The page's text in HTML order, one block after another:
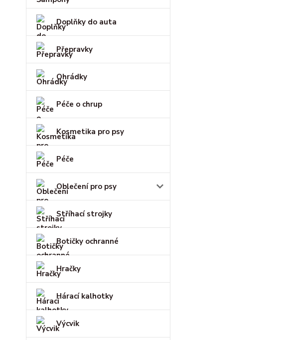
Doplňky do auta
Přepravky
Ohrádky
Péče o chrup
Kosmetika pro psy
Péče
Oblečení pro psy
Stříhací strojky
Botičky ochranné
Hračky
Hárací kalhotky
Výcvik